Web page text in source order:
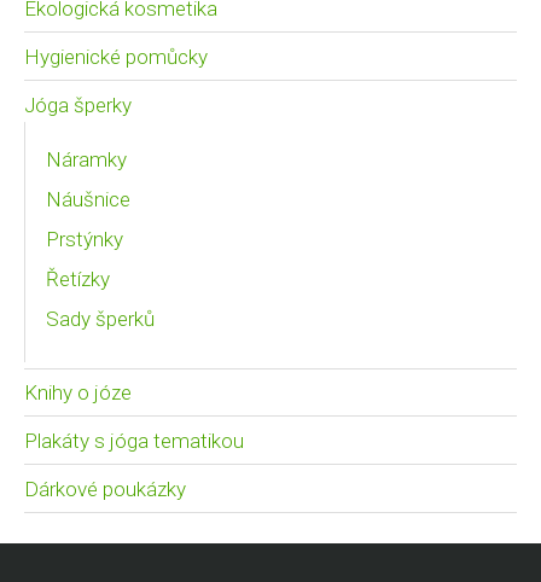
Ekologická kosmetika
Hygienické pomůcky
Jóga šperky
Náramky
Náušnice
Prstýnky
Řetízky
Sady šperků
Knihy o józe
Plakáty s jóga tematikou
Dárkové poukázky